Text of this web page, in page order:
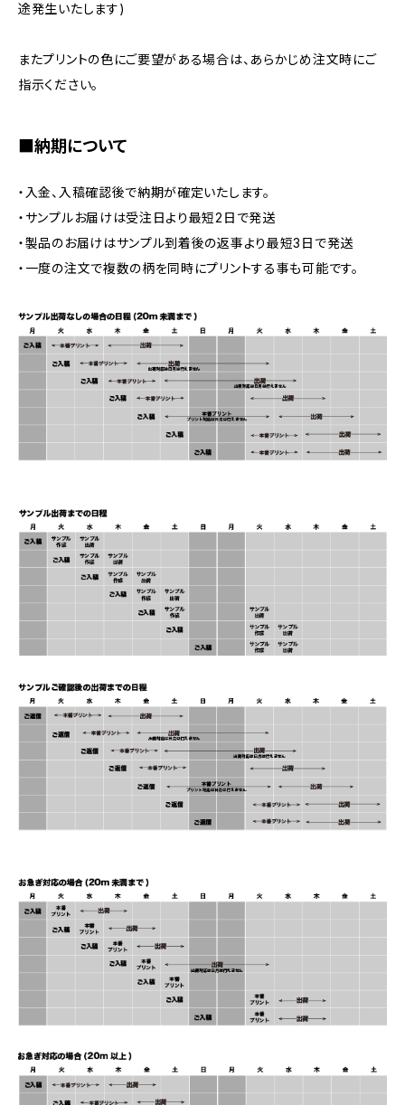
途発生いたします)
またプリントの色にご要望がある場合は、あらかじめ注文時にご
指示ください。
■納期について
・入金、入稿確認後で納期が確定いたします。
・サンプルお届けは受注日より最短2日で発送
・製品のお届けはサンプル到着後の返事より最短3日で発送
・一度の注文で複数の柄を同時にプリントする事も可能です。